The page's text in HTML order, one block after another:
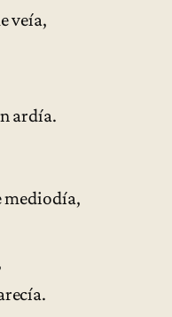
veía,
ardía.
mediodía,